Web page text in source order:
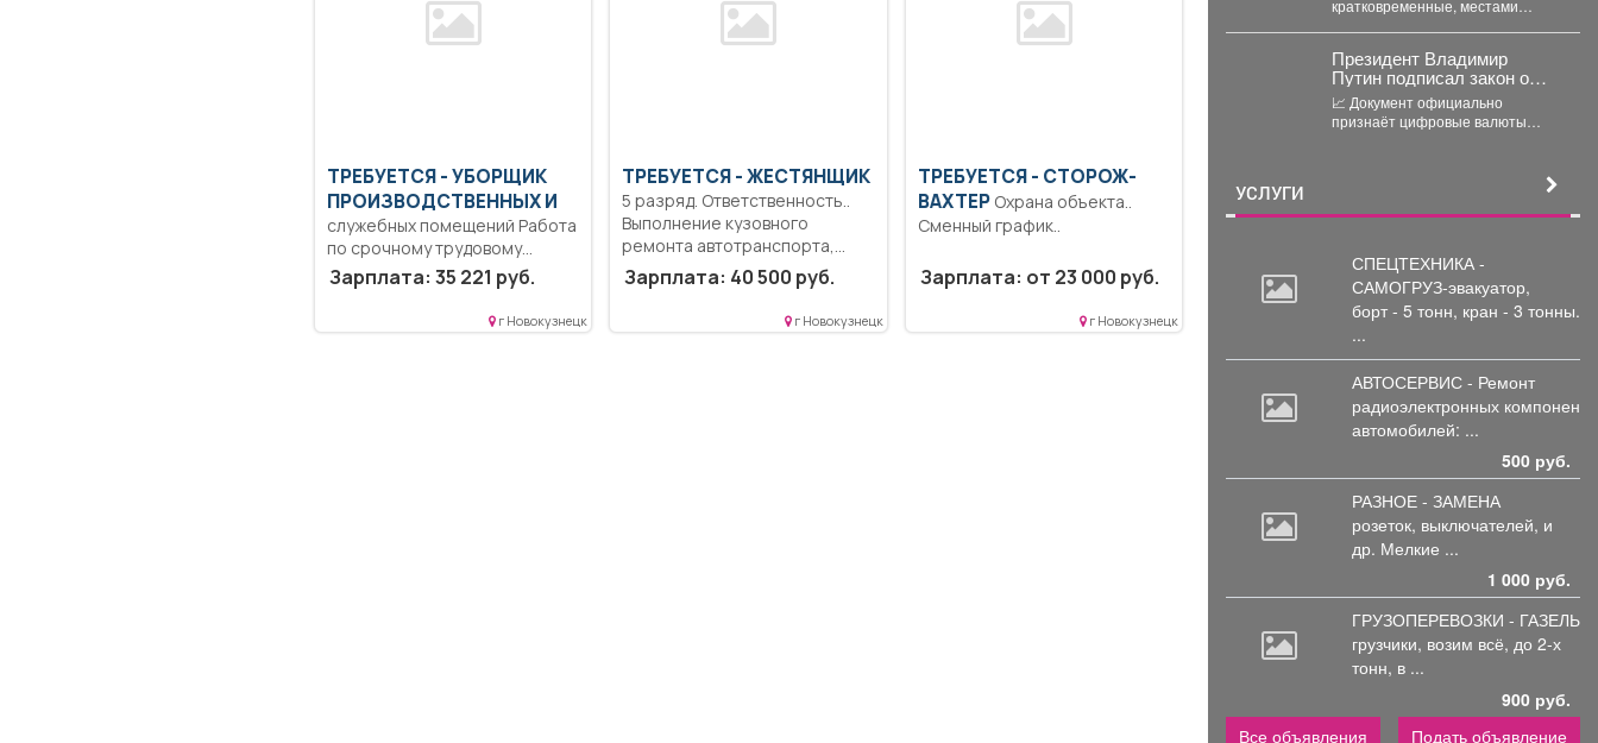
ТРЕБУЕТСЯ - УБОРЩИК
ПРОИЗВОДСТВЕННЫХ И
служебных помещений Работа
по срочному трудовому
договору с 01.07.2026г. по...
Зарплата: 35 221 руб.
г Новокузнецк
ТРЕБУЕТСЯ - ЖЕСТЯНЩИК
5 разряд. Ответственность..
Выполнение кузовного
ремонта автотранспорта,
контроль выполненных
работы.....
Зарплата: 40 500 руб.
г Новокузнецк
ТРЕБУЕТСЯ - СТОРОЖ-
ВАХТЕРОхрана объекта..
Сменный график..
Зарплата: от 23 000 руб.
г Новокузнецк
кратковременные, местами
западный 4-9 м/с,...
Президент Владимир
Путин подписал закон о
легализации криптовалют в
России.
📈 Документ официально
признаёт цифровые валюты
гарантирует судебную защиту...
УСЛУГИ
СПЕЦТЕХНИКА -
САМОГРУЗ-эвакуатор,
борт - 5 тонн, кран - 3 тонны.
...
АВТОСЕРВИС - Ремонт
радиоэлектронных
автомобилей: ...
500 руб.
РАЗНОЕ - ЗАМЕНА
розеток, выключателей, и
др. Мелкие ...
1 000 руб.
ГРУЗОПЕРЕВОЗКИ - ГАЗЕЛЬ
грузчики, возим всё, до 2-х
тонн, в ...
900 руб.
Все объявления
Подать объявление